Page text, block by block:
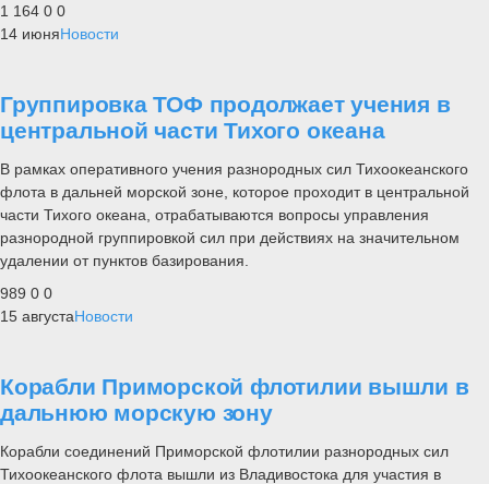
1 164 0 0
14 июняНовости
Группировка ТОФ продолжает учения в
центральной части Тихого океана
В рамках оперативного учения разнородных сил Тихоокеанского
флота в дальней морской зоне, которое проходит в центральной
части Тихого океана, отрабатываются вопросы управления
разнородной группировкой сил при действиях на значительном
удалении от пунктов базирования.
989 0 0
15 августаНовости
Корабли Приморской флотилии вышли в
дальнюю морскую зону
Корабли соединений Приморской флотилии разнородных сил
Тихоокеанского флота вышли из Владивостока для участия в